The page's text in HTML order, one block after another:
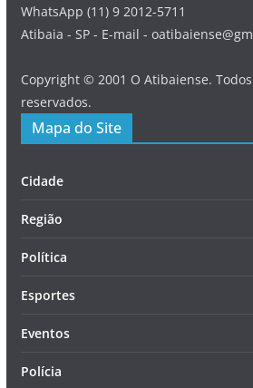
WhatsApp (11) 9 2012-5711
Atibaia - SP - E-mail -
Copyright © 2001 O Atibaiense.
reservados.
Mapa do Site
Cidade
Região
Política
Esportes
Eventos
Polícia